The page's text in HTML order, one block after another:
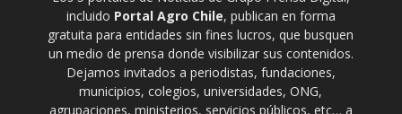
incluido Portal Agro Chile, publican en forma
gratuita para entidades sin fines lucros, que busquen
un medio de prensa donde visibilizar sus contenidos.
Dejamos invitados a periodistas, fundaciones,
municipios, colegios, universidades, ONG,
agrupaciones, ministerios, servicios públicos, etc… a